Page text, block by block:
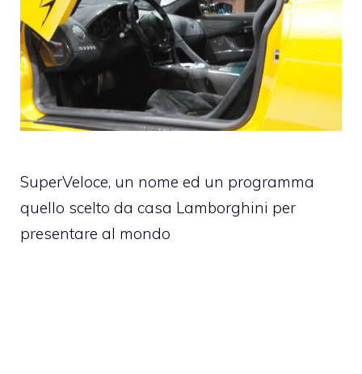
SuperVeloce, un nome ed un programma
quello scelto da casa Lamborghini per
presentare al mondo